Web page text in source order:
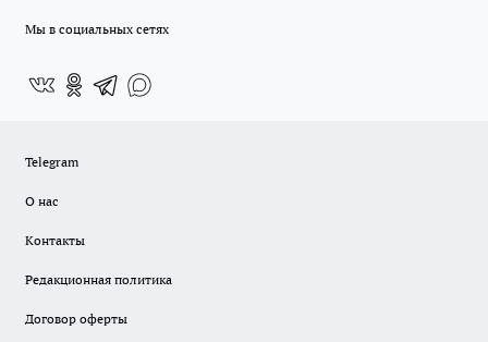
Мы в социальных сетях
Telegram
О нас
Контакты
Редакционная политика
Договор оферты